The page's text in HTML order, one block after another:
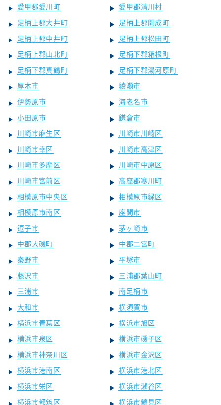
愛甲郡愛川町
愛甲郡清川村
足柄上郡大井町
足柄上郡開成町
足柄上郡中井町
足柄上郡松田町
足柄上郡山北町
足柄下郡箱根町
足柄下郡真鶴町
足柄下郡湯河原町
厚木市
綾瀬市
伊勢原市
海老名市
小田原市
鎌倉市
川崎市麻生区
川崎市川崎区
川崎市幸区
川崎市高津区
川崎市多摩区
川崎市中原区
川崎市宮前区
高座郡寒川町
相模原市中央区
相模原市緑区
相模原市南区
座間市
逗子市
茅ヶ崎市
中郡大磯町
中郡二宮町
秦野市
平塚市
藤沢市
三浦郡葉山町
三浦市
南足柄市
大和市
横須賀市
横浜市青葉区
横浜市旭区
横浜市泉区
横浜市磯子区
横浜市神奈川区
横浜市金沢区
横浜市港南区
横浜市港北区
横浜市栄区
横浜市瀬谷区
横浜市都筑区
横浜市鶴見区